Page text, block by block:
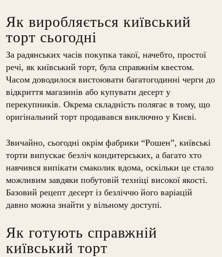
Як виробляється київський
торт сьогодні
За радянських часів покупка такої, начебто, простої
речі, як київський торт, була справжнім квестом.
Часом доводилося вистоювати багатогодинні черги до
відкриття магазинів або купувати десерт у
перекупників. Окрема складність полягає в тому, що
оригінальний торт продавався виключно у Києві.
Звичайно, сьогодні окрім фабрики “Рошен”, київські
торти випускає безліч кондитерських, а багато хто
навчився випікати смаколик вдома, оскільки це стало
можливим завдяки побутовій техніці високої якості.
Базовий рецепт десерт із безліччю його варіацій
давно можна знайти у вільному доступі.
Як готують справжній
київський торт